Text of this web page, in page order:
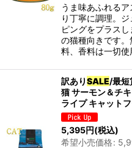
うま味あふれる
り丁寧に調理。
ピングをプラス
の猫種向きです
料、香料は一切
訳ありSALE/最短
猫 サーモン＆チ
ライプ キャット
5,395円(税込)
希望小売価格: